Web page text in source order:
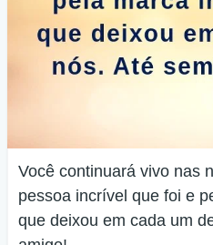
Você continuará vivo nas
pessoa incrível que foi e
que deixou em cada um